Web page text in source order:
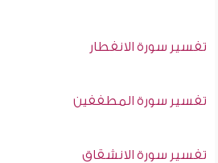
تفسير سورة الانفطار
تفسير سورة المطففين
تفسير سورة الانشقاق